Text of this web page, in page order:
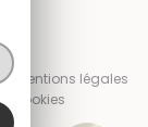
Mentions légales
Cookies